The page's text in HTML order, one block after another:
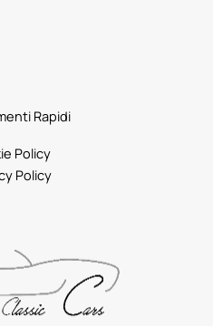
Rapidi
Policy
Policy